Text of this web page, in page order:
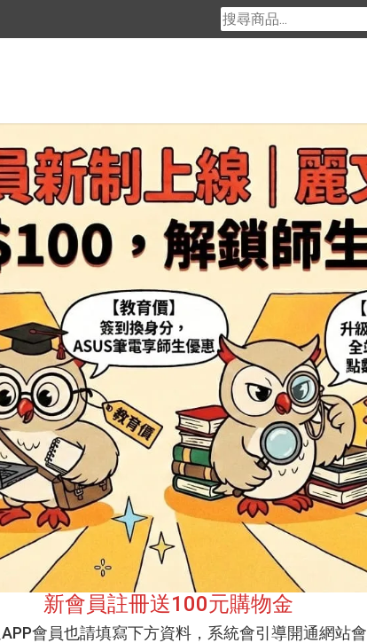
新會員註冊送100元購物金
會員也請填寫下方資料，系統會引導開通網站